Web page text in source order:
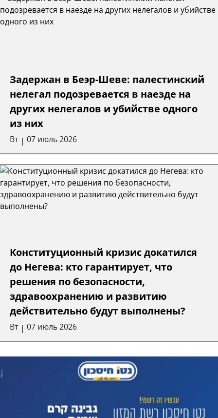
Задержан в Беэр-Шеве: палестинский
нелегал подозревается в наезде на
других нелегалов и убийстве одного
из них
Вт | 07 июль 2026
Конституционный кризис докатился
до Негева: кто гарантирует, что
решения по безопасности,
здравоохранению и развитию
действительно будут выполнены?
Вт | 07 июль 2026